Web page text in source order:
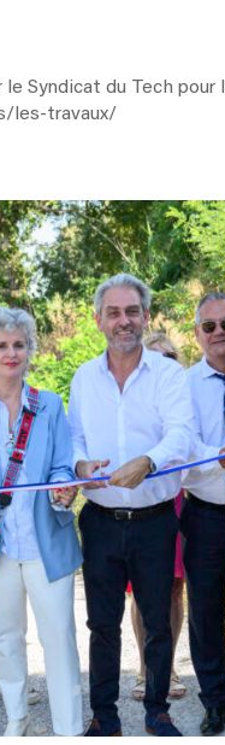
Syndicat du Tech
les-travaux/